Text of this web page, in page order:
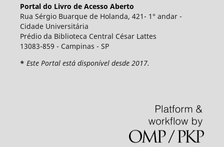
Portal do Livro de Acesso Aberto
Rua Sérgio Buarque de Holanda, 421- 1° andar -
Cidade Universitária
Prédio da Biblioteca Central César Lattes
13083-859 - Campinas - SP
* Este Portal está disponível desde 2017.